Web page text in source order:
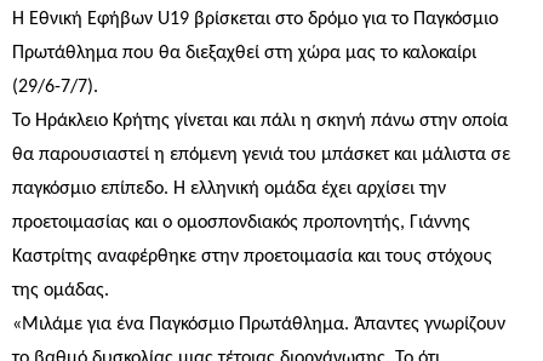
Η Εθνική Εφήβων U19 βρίσκεται στο δρόμο για το Παγκόσμιο
Πρωτάθλημα που θα διεξαχθεί στη χώρα μας το καλοκαίρι
(29/6-7/7).
Το Ηράκλειο Κρήτης γίνεται και πάλι η σκηνή πάνω στην οποία
θα παρουσιαστεί η επόμενη γενιά του μπάσκετ και μάλιστα σε
παγκόσμιο επίπεδο. Η ελληνική ομάδα έχει αρχίσει την
προετοιμασίας και ο ομοσπονδιακός προπονητής, Γιάννης
Καστρίτης αναφέρθηκε στην προετοιμασία και τους στόχους
της ομάδας.
«Μιλάμε για ένα Παγκόσμιο Πρωτάθλημα. Άπαντες γνωρίζουν